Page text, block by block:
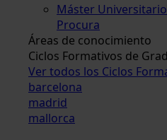
Máster
Procura
Áreas de conocimiento
Ciclos Formativos de
Ver todos los Ciclos
barcelona
madrid
mallorca